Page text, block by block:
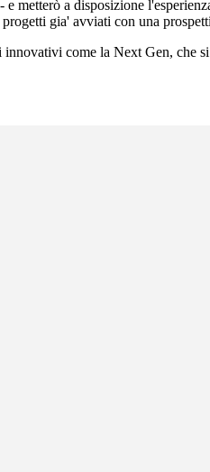
metterò a disposizione
gia' avviati con una
come la Next Gen, che